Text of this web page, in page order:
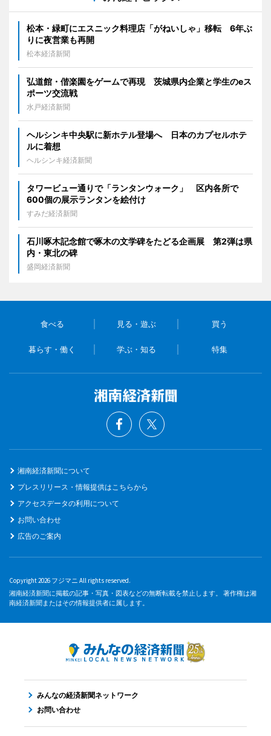
松本・緑町にエスニック料理店「がねいしゃ」移転 6年ぶ
りに夜営業も再開
松本経済新聞
弘道館・偕楽園をゲームで再現 茨城県内企業と学生のeス
ポーツ交流戦
水戸経済新聞
ヘルシンキ中央駅に新ホテル登場へ 日本のカプセルホテ
ルに着想
ヘルシンキ経済新聞
タワービュー通りで「ランタンウォーク」 区内各所で
600個の展示ランタンを絵付け
すみだ経済新聞
石川啄木記念館で啄木の文学碑をたどる企画展 第2弾は県
内・東北の碑
盛岡経済新聞
食べる 見る・遊ぶ 買う
暮らす・働く 学ぶ・知る 特集
湘南経済新聞について
プレスリリース・情報提供はこちらから
アクセスデータの利用について
お問い合わせ
広告のご案内
Copyright 2026 フジマニ All rights reserved.
湘南経済新聞に掲載の記事・写真・図表などの無断転載を禁止します。 著作権は湘
南経済新聞またはその情報提供者に属します。
みんなの経済新聞ネットワーク
お問い合わせ